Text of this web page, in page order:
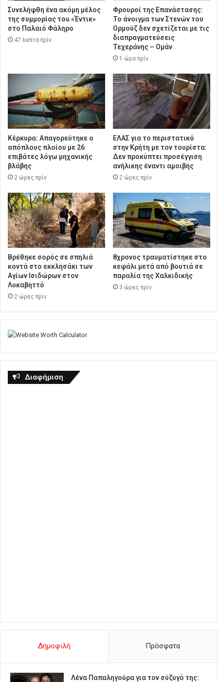
Συνελήφθη ένα ακόμη μέλος
της συμμορίας του «Έντικ»
στο Παλαιό Φάληρο
47 λεπτά πρίν
Φρουροί της Επανάστασης:
Το άνοιγμα των Στενών του
Ορμούζ δεν σχετίζεται με τις
διαπραγματεύσεις
Τεχεράνης – Ομάν
1 ώρα πρίν
Κέρκυρα: Απαγορεύτηκε ο
απόπλους πλοίου με 26
επιβάτες λόγω μηχανικής
βλάβης
2 ώρες πρίν
ΕΛΑΣ για το περιστατικό
στην Κρήτη με τον τουρίστα:
Δεν προκύπτει προσέγγιση
ανήλικης έναντι αμοιβής
2 ώρες πρίν
Βρέθηκε σορός σε σπηλιά
κοντά στο εκκλησάκι των
Αγίων Ισιδώρων στον
Λυκαβηττό
2 ώρες πρίν
8χρονος τραυματίστηκε στο
κεφάλι μετά από βουτιά σε
παραλία της Χαλκιδικής
3 ώρες πρίν
Διαφήμιση
Δημοφιλή Πρόσφατα
Λένα Παπαληγούρα για τον σύζυγό της: